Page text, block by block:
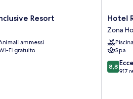
Resort
ammessi
Fi gratuito
Hotel
Riu
Ventura
-
All
Inclusive
Zona
Hotel
Zona
Piscina
Spa
8.8
su
8,8
917